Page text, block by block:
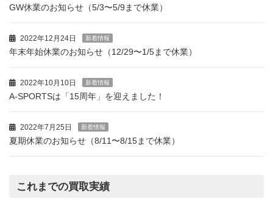
GW休業のお知らせ（5/3〜5/9まで休業）
2022年12月24日 新着情報
年末年始休業のお知らせ（12/29〜1/5まで休業）
2022年10月10日 新着情報
A-SPORTSは「15周年」を迎えました！
2022年7月25日 新着情報
夏期休業のお知らせ（8/11〜8/15まで休業）
これまでの買取実績